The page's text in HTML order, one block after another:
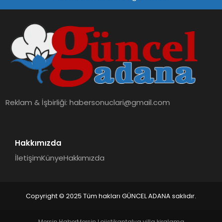
TEKNOLOJI
Reklam & İşbirliği:habersonuclari@gmail.com
Hakkımızda
İletişimKünyeHakkımızda
Copyright © 2025 Tüm hakları GÜNCEL ADANA saklıdır.